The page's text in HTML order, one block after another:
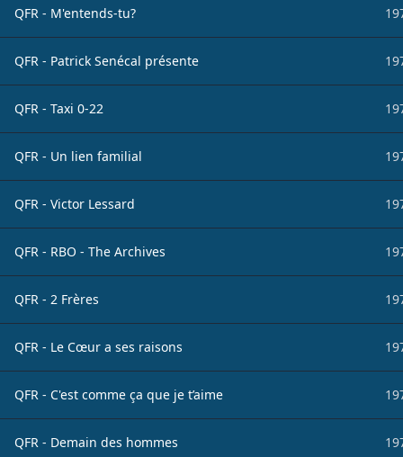
QFR - M'entends-tu?
QFR - Patrick Senécal présente
QFR - Taxi 0-22
QFR - Un lien familial
QFR - Victor Lessard
QFR - RBO - The Archives
QFR - 2 Frères
QFR - Le Cœur a ses raisons
QFR - C'est comme ça que je t’aime
QFR - Demain des hommes